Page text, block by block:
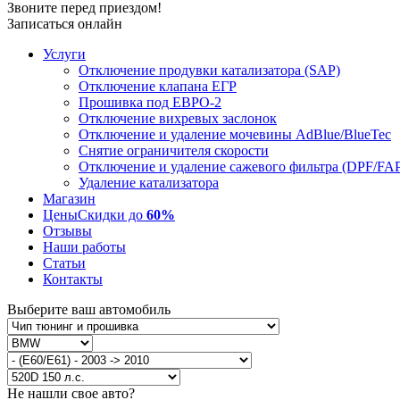
Звоните перед приездом!
Записаться онлайн
Услуги
Отключение продувки катализатора (SAP)
Отключение клапана ЕГР
Прошивка под ЕВРО-2
Отключение вихревых заслонок
Отключение и удаление мочевины AdBlue/BlueTec
Снятие ограничителя скорости
Отключение и удаление сажевого фильтра (DPF/
Удаление катализатора
Магазин
ЦеныСкидки до 60%
Отзывы
Наши работы
Статьи
Контакты
Выберите ваш автомобиль
Не нашли свое авто?